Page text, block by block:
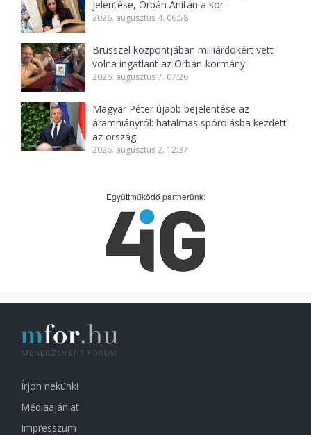
jelentése, Orbán Anitán a sor
2026. augusztus 4. 06:58
Brüsszel központjában milliárdokért vett
volna ingatlant az Orbán-kormány
2026. augusztus 7. 07:26
Magyar Péter újabb bejelentése az
áramhiányról: hatalmas spórolásba kezdett
az ország
2026. augusztus 2. 12:37
Együttműködő partnerünk:
Írjon nekünk!
Médiaajánlat
Impresszum